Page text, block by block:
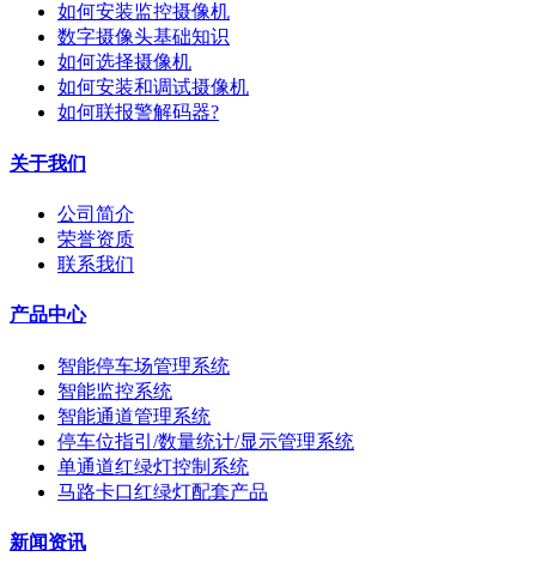
如何安装监控摄像机
数字摄像头基础知识
如何选择摄像机
如何安装和调试摄像机
如何联报警解码器?
关于我们
公司简介
荣誉资质
联系我们
产品中心
智能停车场管理系统
智能监控系统
智能通道管理系统
停车位指引/数量统计/显示管理系统
单通道红绿灯控制系统
马路卡口红绿灯配套产品
新闻资讯